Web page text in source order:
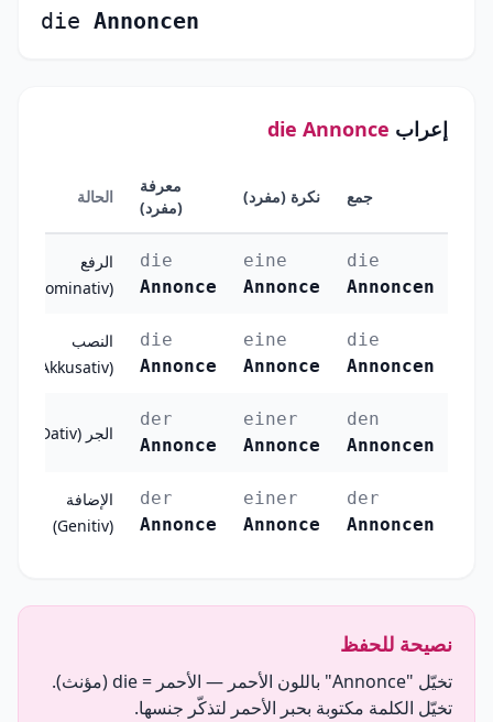
die Annoncen
إعراب die Annonce
الحالة
معرفة
(مفرد)
نكرة (مفرد) جمع
الرفع
(Nominativ)
die
Annonce
eine
Annonce
die
Annoncen
النصب
(Akkusativ)
die
Annonce
eine
Annonce
die
Annoncen
الجر (Dativ)
der
Annonce
einer
Annonce
den
Annoncen
الإضافة
(Genitiv)
der
Annonce
einer
Annonce
der
Annoncen
نصيحة للحفظ
تخيّل "Annonce" باللون الأحمر — الأحمر = die (مؤنث).
تخيّل الكلمة مكتوبة بحبر الأحمر لتذكّر جنسها.